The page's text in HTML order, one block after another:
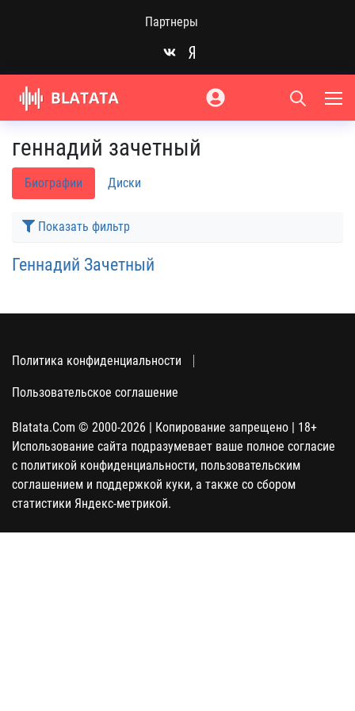
Партнеры
геннадий зачетный
Биографии Диски
Показать фильтр
Геннадий Зачетный
Политика конфиденциальности
Пользовательское соглашение
Blatata.Com © 2000-2026 | Копирование запрещено | 18+
Использование сайта подразумевает ваше полное согласие
с политикой конфиденциальности, пользовательским
соглашением и поддержкой куки, а также со сбором
статистики Яндекс-метрикой.